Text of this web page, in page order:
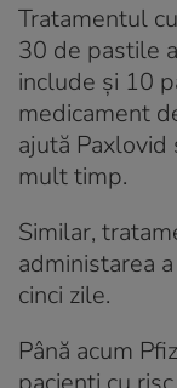
Tratamentul
30 de pastile
include și 10
medicament
ajută Paxlovid
mult timp.
Similar,
administarea
cinci zile.
Până acum